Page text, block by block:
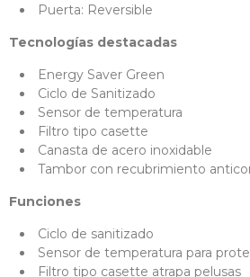
Puerta: Reversible
Tecnologías destacadas
Energy Saver Green
Ciclo de Sanitizado
Sensor de temperatura
Filtro tipo casette
Canasta de acero inoxidable
Tambor con recubrimiento
Funciones
Ciclo de sanitizado
Sensor de temperatura para
Filtro tipo casette atrapa pelusas